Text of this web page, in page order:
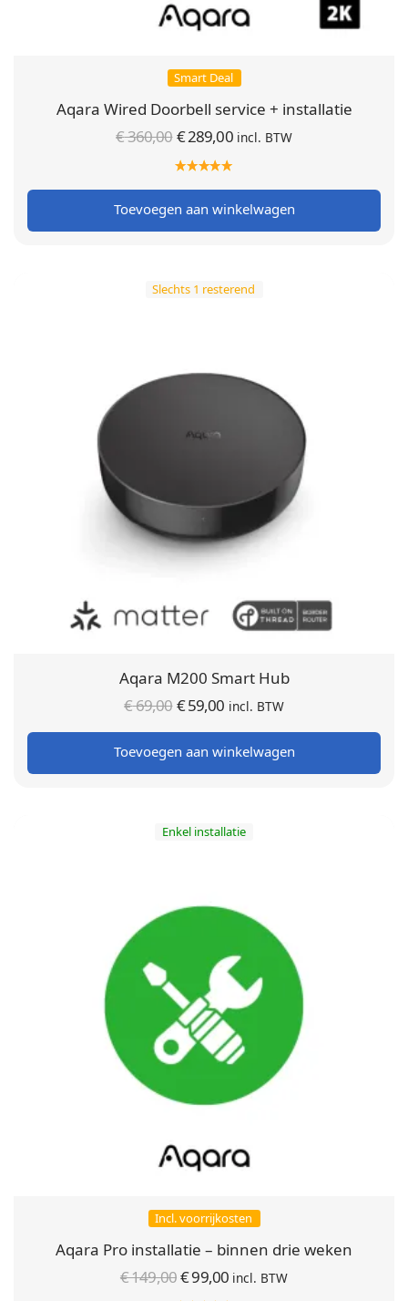
Smart Deal
Aqara Wired Doorbell service + installatie
€360,00Oorspronkelijke
prijs was:
€ 360,00.
€289,00 Huidige
€ 289,00.
incl. BTW
Toevoegen aan winkelwagen
Slechts 1 resterend
Aqara M200 Smart Hub
€69,00Oorspronkelijke
prijs was:
€ 69,00.
€59,00 Huidige
prijs is:
€ 59,00.
incl. BTW
Toevoegen aan winkelwagen
Enkel installatie
Incl. voorrijkosten
Aqara Pro installatie – binnen drie weken
€149,00Oorspronkelijke
€99,00 Huidige
incl. BTW